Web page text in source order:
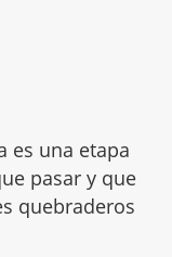
es una etapa
pasar y que
quebraderos